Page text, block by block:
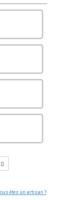
êtes un artisan ?